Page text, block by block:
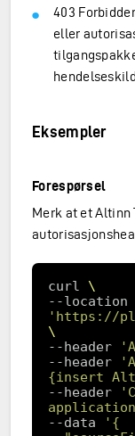
403
eller
Eksempler
Forespørsel
Merk at et Altinn
curl
'https://
--header
--header
{insert
--header
--data